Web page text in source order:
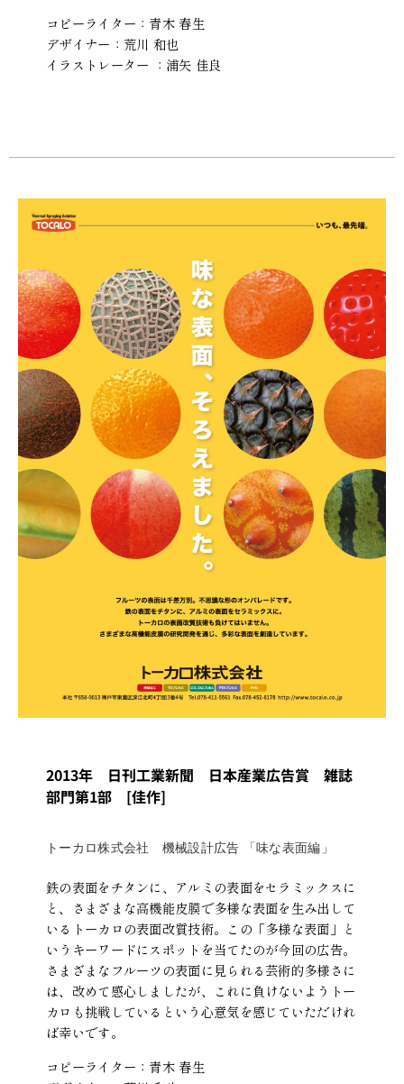
コピーライター：青木 春生
デザイナー：荒川 和也
イラストレーター ：浦矢 佳良
2013年 日刊工業新聞 日本産業広告賞 雑誌
部門第1部 [佳作]
トーカロ株式会社 機械設計広告 「味な表面編」
鉄の表面をチタンに、アルミの表面をセラミックスに
と、さまざまな高機能皮膜で多様な表面を生み出して
いるトーカロの表面改質技術。この「多様な表面」と
いうキーワードにスポットを当てたのが今回の広告。
さまざまなフルーツの表面に見られる芸術的多様さに
は、改めて感心しましたが、これに負けないようトー
カロも挑戦しているという心意気を感じていただけれ
ば幸いです。
コピーライター：青木 春生